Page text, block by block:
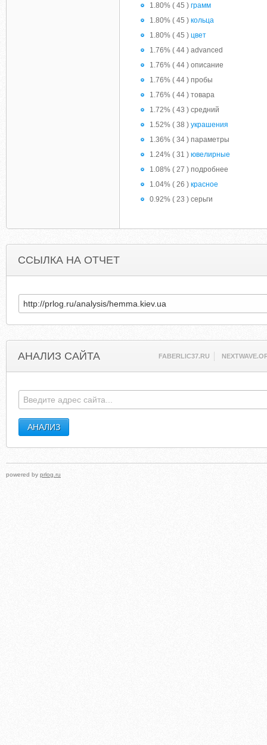
1.80% ( 45 ) грамм
1.80% ( 45 ) кольца
1.80% ( 45 ) цвет
1.76% ( 44 ) advanced
1.76% ( 44 ) описание
1.76% ( 44 ) пробы
1.76% ( 44 ) товара
1.72% ( 43 ) средний
1.52% ( 38 ) украшения
1.36% ( 34 ) параметры
1.24% ( 31 ) ювелирные
1.08% ( 27 ) подробнее
1.04% ( 26 ) красное
0.92% ( 23 ) серьги
ССЫЛКА НА ОТЧЕТ
АНАЛИЗ САЙТА FABERLIC37.RU
powered by prlog.ru